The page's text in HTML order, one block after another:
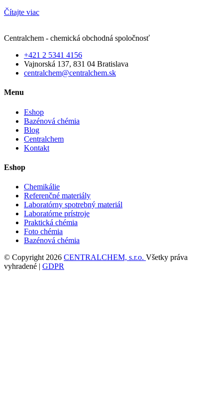
Čítajte viac
Centralchem - chemická obchodná spoločnosť
+421 2 5341 4156
Vajnorská 137, 831 04 Bratislava
centralchem@centralchem.sk
Menu
Eshop
Bazénová chémia
Blog
Centralchem
Kontakt
Eshop
Chemikálie
Referenčné materiály
Laboratórny spotrebný materiál
Laboratórne prístroje
Praktická chémia
Foto chémia
Bazénová chémia
© Copyright 2026 CENTRALCHEM, s.r.o. Všetky práva
vyhradené | GDPR